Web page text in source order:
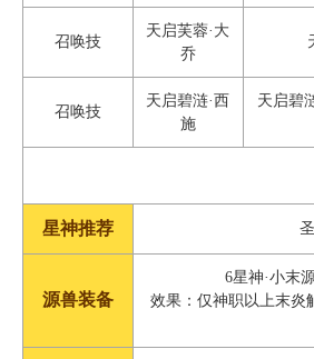
召唤技
天启芙蓉·大
乔
召唤技
天启碧涟·西
施
天启碧
星神推荐
源兽装备
6星神·小末
效果：仅神职以上末炎